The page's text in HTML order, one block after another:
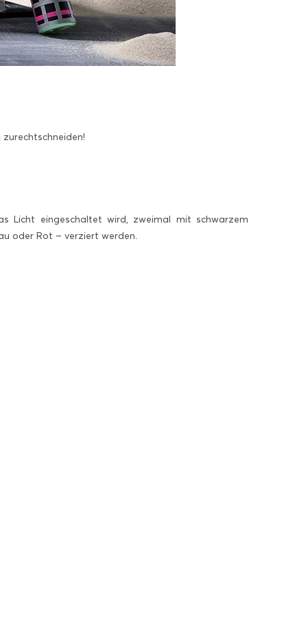
Licht eingeschaltet wird, zweimal mit schwarzem
oder Rot – verziert werden.